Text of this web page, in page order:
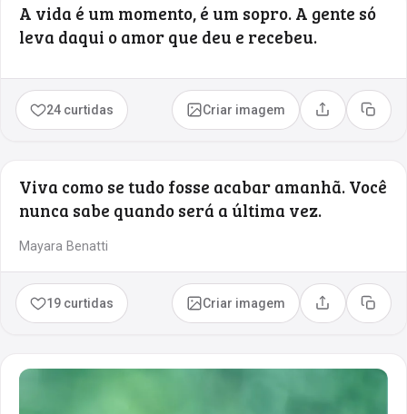
A vida é um momento, é um sopro. A gente só
leva daqui o amor que deu e recebeu.
24 curtidas Criar imagem Compartilhar
Copiar
Viva como se tudo fosse acabar amanhã. Você
nunca sabe quando será a última vez.
Mayara Benatti
19 curtidas Criar imagem Compartilhar
Copiar